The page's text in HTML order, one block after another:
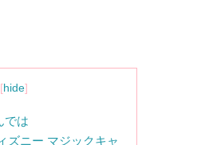
[hide]
では
ズニー マジックキャ